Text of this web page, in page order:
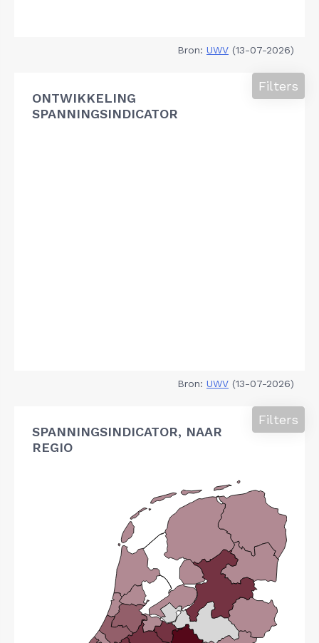
Bron: UWV (13-07-2026)
ONTWIKKELING
SPANNINGSINDICATOR
Filters
Bron: UWV (13-07-2026)
SPANNINGSINDICATOR, NAAR
REGIO
Filters